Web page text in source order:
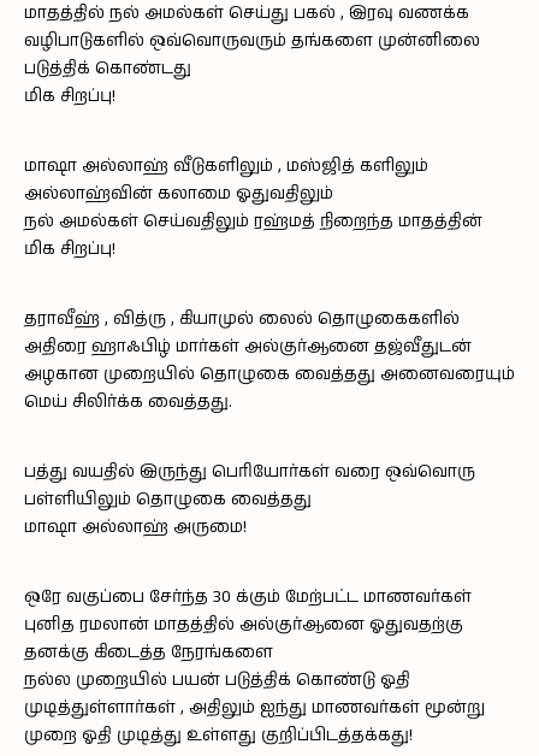
மாதத்தில் நல் அமல்கள் செய்து பகல் , இரவு வணக்க
வழிபாடுகளில் ஒவ்வொருவரும் தங்களை முன்னிலை
படுத்திக் கொண்டது
மிக சிறப்பு!
மாஷா அல்லாஹ் வீடுகளிலும் , மஸ்ஜித் களிலும்
அல்லாஹ்வின் கலாமை ஓதுவதிலும்
நல் அமல்கள் செய்வதிலும் ரஹ்மத் நிறைந்த மாதத்தின்
மிக சிறப்பு!
தராவீஹ் , வித்ரு , கியாமுல் லைல் தொழுகைகளில்
அதிரை ஹாஃபிழ் மார்கள் அல்குர்ஆனை தஜ்வீதுடன்
அழகான முறையில் தொழுகை வைத்தது அனைவரையும்
மெய் சிலிர்க்க வைத்தது.
பத்து வயதில் இருந்து பெரியோர்கள் வரை ஒவ்வொரு
பள்ளியிலும் தொழுகை வைத்தது
மாஷா அல்லாஹ் அருமை!
ஒரே வகுப்பை சேர்ந்த 30 க்கும் மேற்பட்ட மாணவர்கள்
புனித ரமலான் மாதத்தில் அல்குர்ஆனை ஓதுவதற்கு
தனக்கு கிடைத்த நேரங்களை
நல்ல முறையில் பயன் படுத்திக் கொண்டு ஓதி
முடித்துள்ளார்கள் , அதிலும் ஐந்து மாணவர்கள் மூன்று
முறை ஓதி முடித்து உள்ளது குறிப்பிடத்தக்கது!